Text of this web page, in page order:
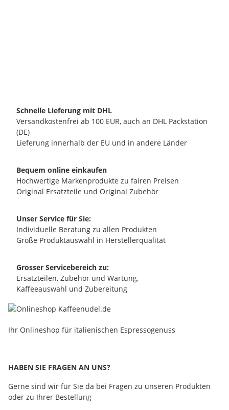
Schnelle Lieferung mit DHL
Versandkostenfrei ab 100 EUR, auch an DHL Packstation
(DE)
Lieferung innerhalb der EU und in andere Länder
Bequem online einkaufen
Hochwertige Markenprodukte zu fairen Preisen
Original Ersatzteile und Original Zubehör
Unser Service für Sie:
Individuelle Beratung zu allen Produkten
Große Produktauswahl in Herstellerqualität
Grosser Servicebereich zu:
Ersatzteilen, Zubehör und Wartung,
Kaffeeauswahl und Zubereitung
Ihr Onlineshop für italienischen Espressogenuss
HABEN SIE FRAGEN AN UNS?
Gerne sind wir für Sie da bei Fragen zu unseren Produkten
oder zu Ihrer Bestellung